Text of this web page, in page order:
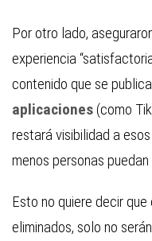
Por otro lado,
experiencia
contenido que se
aplicaciones (como
restará visibilidad a
menos personas puedan
Esto no quiere decir
eliminados, solo no